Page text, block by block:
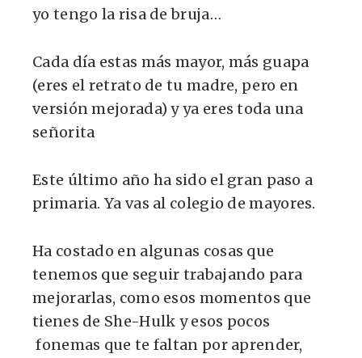
yo tengo la risa de bruja…
Cada día estas más mayor, más guapa
(eres el retrato de tu madre, pero en
versión mejorada) y ya eres toda una
señorita
Este último año ha sido el gran paso a
primaria. Ya vas al colegio de mayores.
Ha costado en algunas cosas que
tenemos que seguir trabajando para
mejorarlas, como esos momentos que
tienes de She-Hulk y esos pocos
fonemas que te faltan por aprender,